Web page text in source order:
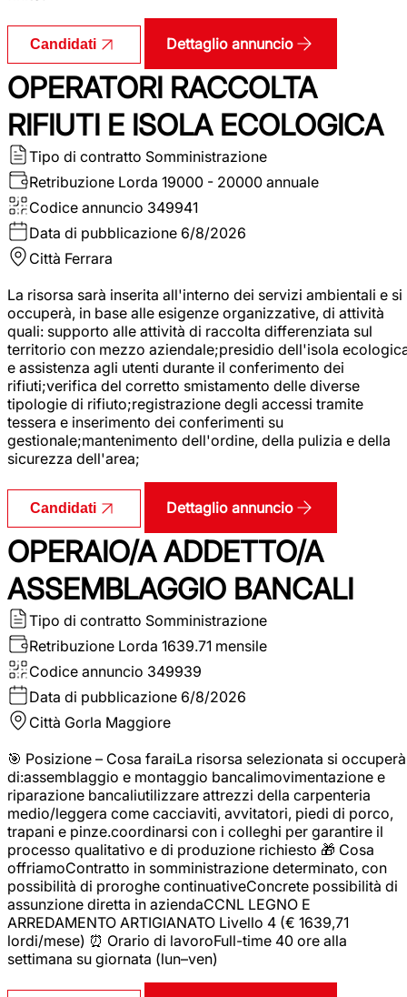
Candidati Dettaglio annuncio
OPERATORI RACCOLTA
RIFIUTI E ISOLA ECOLOGICA
Tipo di contratto Somministrazione
Retribuzione Lorda 19000 - 20000 annuale
Codice annuncio 349941
Data di pubblicazione 6/8/2026
Città Ferrara
La risorsa sarà inserita all'interno dei servizi ambientali e si
occuperà, in base alle esigenze organizzative, di attività
quali: supporto alle attività di raccolta differenziata sul
territorio con mezzo aziendale;presidio dell'isola
e assistenza agli utenti durante il conferimento dei
rifiuti;verifica del corretto smistamento delle diverse
tipologie di rifiuto;registrazione degli accessi tramite
tessera e inserimento dei conferimenti su
gestionale;mantenimento dell'ordine, della pulizia e della
sicurezza dell'area;
Candidati Dettaglio annuncio
OPERAIO/A ADDETTO/A
ASSEMBLAGGIO BANCALI
Tipo di contratto Somministrazione
Retribuzione Lorda 1639.71 mensile
Codice annuncio 349939
Data di pubblicazione 6/8/2026
Città Gorla Maggiore
🎯 Posizione – Cosa faraiLa risorsa selezionata si occuperà
di:assemblaggio e montaggio bancalimovimentazione e
riparazione bancaliutilizzare attrezzi della carpenteria
medio/leggera come cacciaviti, avvitatori, piedi di porco,
trapani e pinze.coordinarsi con i colleghi per garantire il
processo qualitativo e di produzione richiesto 🎁 Cosa
offriamoContratto in somministrazione determinato, con
possibilità di proroghe continuativeConcrete possibilità di
assunzione diretta in aziendaCCNL LEGNO E
ARREDAMENTO ARTIGIANATO Livello 4 (€ 1639,71
lordi/mese) ⏰ Orario di lavoroFull-time 40 ore alla
settimana su giornata (lun–ven)